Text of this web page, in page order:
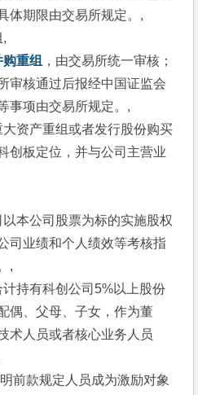
体期限由交易所规定。,
,
购重组 ，由交易所统一审核；
审核通过后报经中国证监会
事项由交易所规定。,
大资产重组或者发行股份购买
创板定位，并与公司主营业
本公司股票为标的实施股权
司业绩和个人绩效等考核指
,
计持有科创公司5%以上股份
偶、父母、子女，作为董
术人员或者核心业务人员
前款规定人员成为激励对象